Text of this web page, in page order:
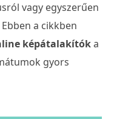
vagy egyszerűen
a cikkben
képátalakítóka
gyors